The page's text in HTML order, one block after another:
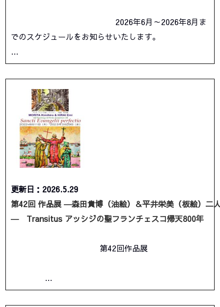
2026年6月～2026年8月ま
でのスケジュールをお知らせいたします。
…
更新日：2026.5.29
第42回 作品展 ―森田貴博（油絵）＆平井栄美（板絵）二
― Transitus アッシジの聖フランチェスコ帰天800年
第42回作品展
…